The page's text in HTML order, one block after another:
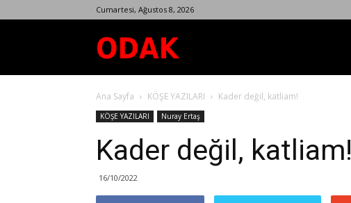
Cumartesi, Ağustos 8, 2026
Dergisi
Ana Sayfa KÖŞE YAZILARI Kader değil, katliam!
KÖŞE YAZILARI Nuray Ertaş
Kader değil, katliam!
16/10/2022